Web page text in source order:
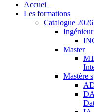
Accueil
Les formations
Catalogue
Ingénieur
Master
Mastère